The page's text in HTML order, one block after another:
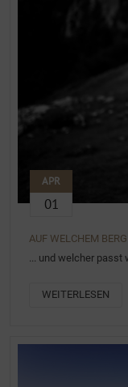
APR
01
AUF WELCHEM
... und welcher
WEITERLESEN